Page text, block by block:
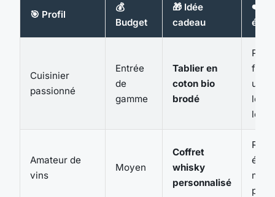
🎯 Profil
💰
Budget
🎁 Idée
cadeau
❤️
Cuisinier
passionné
Entrée
de
gamme
Tablier en
coton bio
brodé
le
Amateur de
vins
Moyen
Coffret
whisky
personnalisé